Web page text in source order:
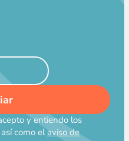
y entiendo los
como elaviso de